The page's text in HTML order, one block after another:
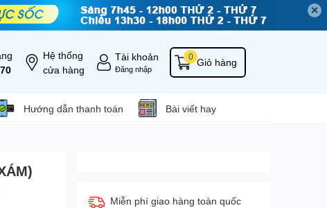
✕
Hệ thống
cửa hàng
Tài khoản
Đăng nhập
Giỏ hàng
0
Hướng dẫn thanh toán Bài viết hay
Miễn phí giao hàng toàn quốc